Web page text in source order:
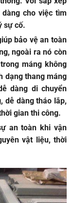
cho việc tìm
sự cố.
bảo vệ an toàn
ngoài ra nó còn
máng không
dạng thang máng
dàng di chuyển
dễ dàng tháo lắp,
gian thi công.
an toàn khi vận
vật liệu, thời